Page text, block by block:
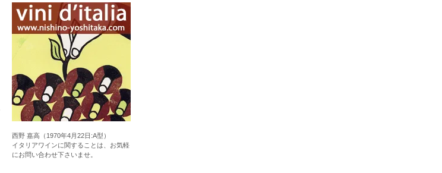
西野 嘉高（1970年4月22日:A型）
イタリアワインに関することは、お気軽
にお問い合わせ下さいませ。